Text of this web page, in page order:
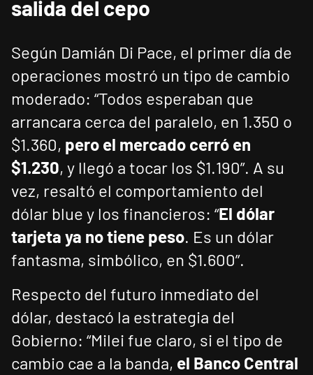
salida del cepo
Según Damián Di Pace, el primer día de
operaciones mostró un tipo de cambio
moderado: “Todos esperaban que
arrancara cerca del paralelo, en 1.350 o
$1.360, pero el mercado cerró en
$1.230, y llegó a tocar los $1.190”. A su
vez, resaltó el comportamiento del
dólar blue y los financieros: “El dólar
tarjeta ya no tiene peso. Es un dólar
fantasma, simbólico, en $1.600”.
Respecto del futuro inmediato del
dólar, destacó la estrategia del
Gobierno: “Milei fue claro, si el tipo de
cambio cae a la banda, el Banco Central